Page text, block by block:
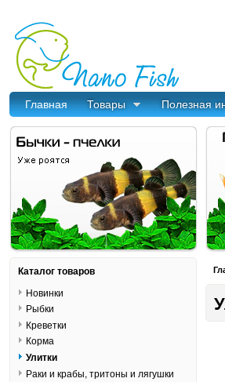
Главная Товары Полезная
Каталог товаров
Новинки
Рыбки
Креветки
Корма
Улитки
Раки и крабы, тритоны и лягушки